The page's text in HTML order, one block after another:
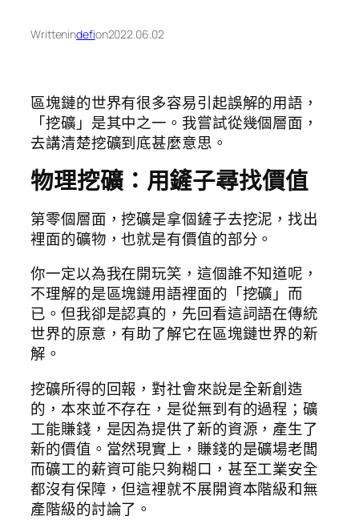
Writtenindefion2022.06.02
區塊鏈的世界有很多容易引起誤解的用語，
「挖礦」是其中之一。我嘗試從幾個層面，
去講清楚挖礦到底甚麼意思。
物理挖礦：用鏟子尋找價值
第零個層面，挖礦是拿個鏟子去挖泥，找出
裡面的礦物，也就是有價值的部分。
你一定以為我在開玩笑，這個誰不知道呢，
不理解的是區塊鏈用語裡面的「挖礦」而
已。但我卻是認真的，先回看這詞語在傳統
世界的原意，有助了解它在區塊鏈世界的新
解。
挖礦所得的回報，對社會來說是全新創造
的，本來並不存在，是從無到有的過程；礦
工能賺錢，是因為提供了新的資源，產生了
新的價值。當然現實上，賺錢的是礦場老闆
而礦工的薪資可能只夠糊口，甚至工業安全
都沒有保障，但這裡就不展開資本階級和無
產階級的討論了。